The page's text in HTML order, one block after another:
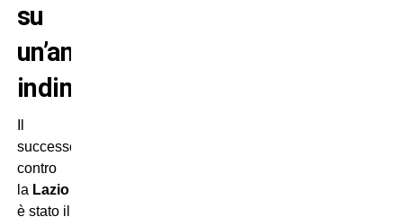
su
un’annata
indimenticabile
successo
contro
la Lazio
è stato il